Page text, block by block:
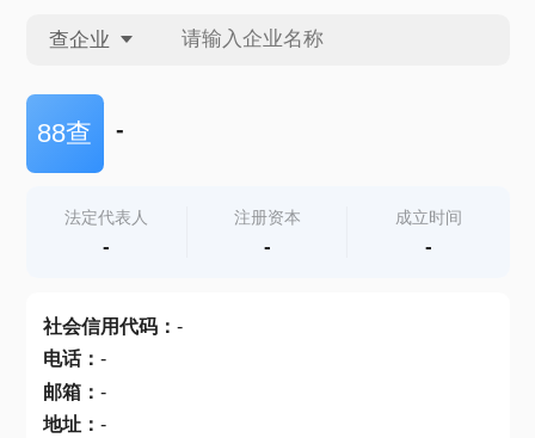
查企业
查企业
查产地
88查 -
法定代表人
-
注册资本
-
成立时间
-
社会信用代码： -
电话： -
邮箱： -
地址： -